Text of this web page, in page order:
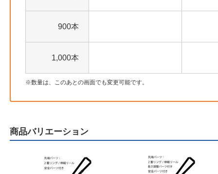
900本
1,000本
数量は、このあとの画面でも変更可能です。
商品バリエーション